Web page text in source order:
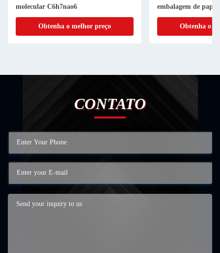
molecular C6h7nao6
Obtenha o melhor preço
embalagem de papel
Obtenha o
CONTATO